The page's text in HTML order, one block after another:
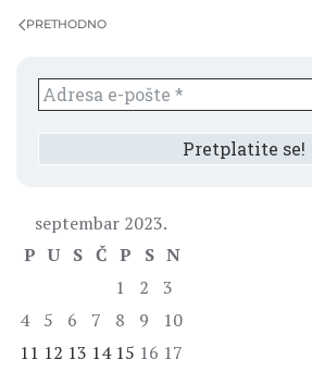
PRETHODNO
septembar 2023.
P U S Č P S N
1
2
3
4
5 6 7 8 9
10
11 12 13 14 15 16 17